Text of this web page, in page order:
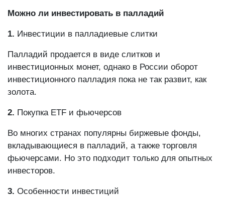
Можно ли инвестировать в палладий
1. Инвестиции в палладиевые слитки
Палладий продается в виде слитков и
инвестиционных монет, однако в России оборот
инвестиционного палладия пока не так развит, как
золота.
2. Покупка ETF и фьючерсов
Во многих странах популярны биржевые фонды,
вкладывающиеся в палладий, а также торговля
фьючерсами. Но это подходит только для опытных
инвесторов.
3. Особенности инвестиций